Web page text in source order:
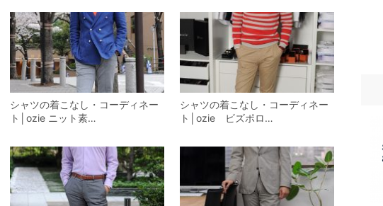
シャツの着こなし・コーディネー
ト│ozie ニット素…
シャツの着こなし・コーディネー
ト│ozie ビズポロ…
【メンズ・ドレスシャツ・ワイシャツ】
ナチュラルフィット・ブロード・ダブル
カフス・ホリゾンタルカラー・カッタウ
ェイ・クレリック
価格8,800円(税込)